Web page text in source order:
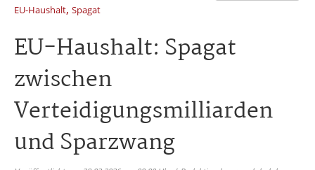
EU-Haushalt, Spagat
EU-Haushalt: Spagat
zwischen
Verteidigungsmilliarden
und Sparzwang